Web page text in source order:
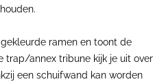
ramen en toont de
trap/annex tribune kijk je uit over
een schuifwand kan worden